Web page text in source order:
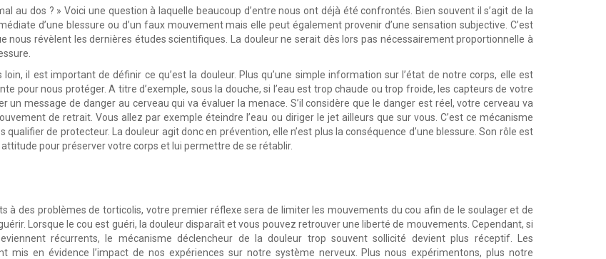
au dos ? » Voici une question à laquelle beaucoup d’entre nous ont déjà été confrontés. Bien souvent il s’agit de la
d’une blessure ou d’un faux mouvement mais elle peut également provenir d’une sensation subjective. C’est
nous révèlent les dernières études scientifiques. La douleur ne serait dès lors pas nécessairement proportionnelle à
loin, il est important de définir ce qu’est la douleur. Plus qu’une simple information sur l’état de notre corps, elle est
pour nous protéger. A titre d’exemple, sous la douche, si l’eau est trop chaude ou trop froide, les capteurs de votre
un message de danger au cerveau qui va évaluer la menace. S’il considère que le danger est réel, votre cerveau va
de retrait. Vous allez par exemple éteindre l’eau ou diriger le jet ailleurs que sur vous. C’est ce mécanisme
qualifier de protecteur. La douleur agit donc en prévention, elle n’est plus la conséquence d’une blessure. Son rôle est
pour préserver votre corps et lui permettre de se rétablir.
à des problèmes de torticolis, votre premier réflexe sera de limiter les mouvements du cou afin de le soulager et de
Lorsque le cou est guéri, la douleur disparaît et vous pouvez retrouver une liberté de mouvements. Cependant, si
récurrents, le mécanisme déclencheur de la douleur trop souvent sollicité devient plus réceptif. Les
mis en évidence l’impact de nos expériences sur notre système nerveux. Plus nous expérimentons, plus notre